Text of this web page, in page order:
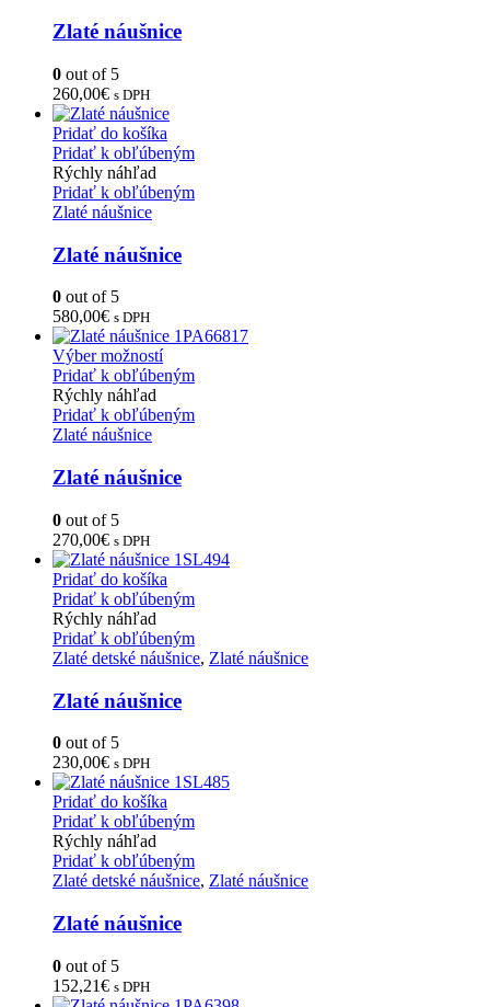
Zlaté náušnice
0 out of 5
260,00€ s DPH
Pridať do košíka
Pridať k obľúbeným
Rýchly náhľad
Pridať k obľúbeným
Zlaté náušnice
Zlaté náušnice
0 out of 5
580,00€ s DPH
Výber možností
Pridať k obľúbeným
Rýchly náhľad
Pridať k obľúbeným
Zlaté náušnice
Zlaté náušnice
0 out of 5
270,00€ s DPH
Pridať do košíka
Pridať k obľúbeným
Rýchly náhľad
Pridať k obľúbeným
Zlaté detské náušnice, Zlaté náušnice
Zlaté náušnice
0 out of 5
230,00€ s DPH
Pridať do košíka
Pridať k obľúbeným
Rýchly náhľad
Pridať k obľúbeným
Zlaté detské náušnice, Zlaté náušnice
Zlaté náušnice
0 out of 5
152,21€ s DPH